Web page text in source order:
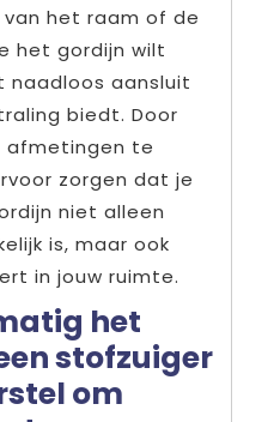
het raam of de
het gordijn wilt
aansluit
biedt. Door
afmetingen te
zorgen dat je
niet alleen
is, maar ook
in jouw ruimte.
het
stofzuiger
om